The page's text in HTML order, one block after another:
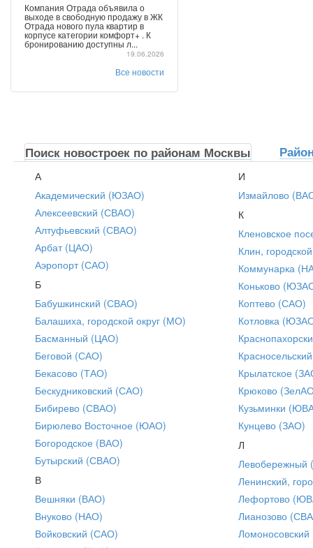
Компания Отрада объявила о
выходе в свободную продажу в ЖК
Отрада нового пула квартир в
корпусе категории комфорт+ . К
бронированию доступны л...
19.06.2026
Все новости
Поиск новостроек по районам Москвы
А
Академический (ЮЗАО)
Алексеевский (СВАО)
Алтуфьевский (СВАО)
Арбат (ЦАО)
Аэропорт (САО)
Б
Бабушкинский (СВАО)
Балашиха, городской округ (МО)
Басманный (ЦАО)
Беговой (САО)
Бекасово (ТАО)
Бескудниковский (САО)
Бибирево (СВАО)
Бирюлево Восточное (ЮАО)
Богородское (ВАО)
Бутырский (СВАО)
В
Вешняки (ВАО)
Внуково (НАО)
Войковский (САО)
И
Измайлово
К
Кленовское
Клин,
Коммунарка
Коньково
Коптево (САО)
Котловка
Крылатское
Крюково
Кузьминки
Кунцево (ЗАО)
Л
Ленинский,
Лефортово
Лианозово